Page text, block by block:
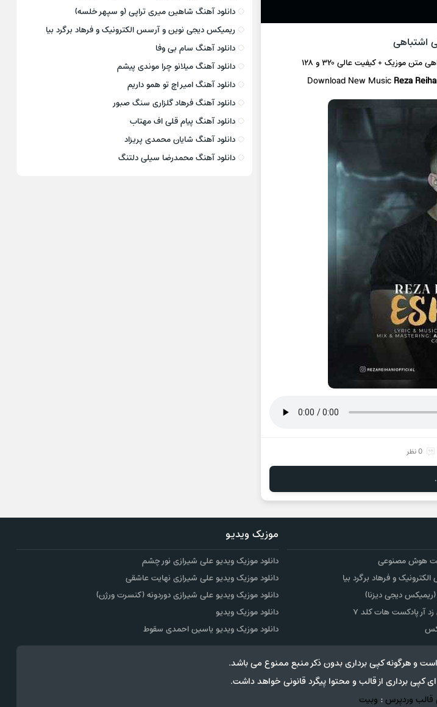
اشتباهی
متن موزیک + کیفیت عالی ۳۲۰ و ۱۲۸
Download New Music Reza
0 نظر
دانلود آهنگ شاهین میری تراپی (و سپهر خلسه)
ریمیکس دیجی نوین و آرسس الکترونیک و فرهاد برگرد بیا
دانلود آهنگ سام بی وفا
دانلود آهنگ میلانو چرا موندی پیشم
دانلود آهنگ امیر اچ تو همو داریم
دانلود آهنگ فرهاد گلزاری سنگ صبور
دانلود آهنگ پیام قلی اف مهتاب
دانلود آهنگ شایان محمدی پریزاد
دانلود آهنگ محمدرضا سیلی دلتنگ
هوش مصنوعی
و فرهاد برگرد بیا
(ریمیکس دیجی دیزنا)
آر پادکست هات کلد ۷
موزیک ویدیو
دانلود موزیک ویدیو علی شیرازی نور چشم
دانلود موزیک ویدیو علی شیرازی نهایت عاشقی
دانلود موزیک ویدیو علی شیرازی دوردونه (کنسرت ورژن)
دانلود موزیک ویدیو
دانلود موزیک ویدیو یاسین احمدی سقوط
و هرگونه کپی برداری بدون ذکر منبع ممنوع می باشد.
وردپرس: وبیت